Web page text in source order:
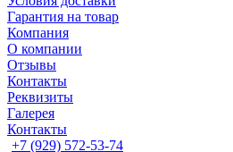
Гарантия на товар
Компания
О компании
Отзывы
Контакты
Реквизиты
Галерея
Контакты
+7 (929) 572-53-74